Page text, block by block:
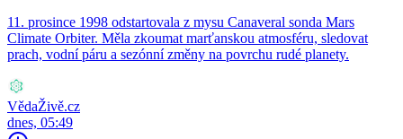
11. prosince 1998 odstartovala z mysu Canaveral sonda Mars
Climate Orbiter. Měla zkoumat marťanskou atmosféru, sledovat
prach, vodní páru a sezónní změny na povrchu rudé planety.
VědaŽivě.cz
dnes, 05:49